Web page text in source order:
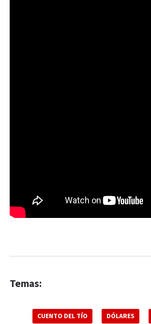
Temas:
CUENTO DEL TÍO DÓLARES